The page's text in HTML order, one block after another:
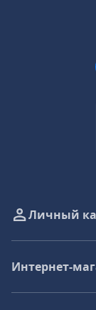
Личный
Интернет-